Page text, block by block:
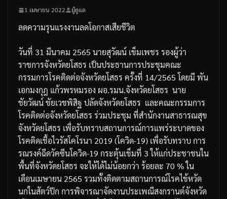
1 เมษายน 2022 ผู้ดูแล
ลดความรุนแรงงานลดโอกาสเสียชีวิต
วันที่ 31 มีนาคม 2565 นายสุวัฒน์ เข็มเพชร รองผู้ว่า
ราชการจังหวัดยโสธร เป็นประธานการประชุมคณะ
กรรมการโรคติดต่อจังหวัดยโสธร ครั้งที่ 14/2565 โดยมี พัน
เอกมงกุฎ แก้วพรหมรอง ผอ.รมน.จังหวัดยโสธร นาย
ชัยวัฒน์ชัยเวชพิสิฐ ปลัดจังหวัดยโสธร และคณะกรรมการ
โรคติดต่อจังหวัดยโสธร ร่วมประชุม ที่สำนักงานสาธารณสุข
จังหวัดยโสธร เพื่อรับทราบสถานการณ์การแพร่ระบาดของ
โรคติดเชื้อไวรัสโคโรนา 2019 (โควิด-19) เพื่อรับทราบการ
รณรงค์ฉีดวัคซีนโควิด-19 กระตุ้นเข็มที่ 3ให้แก่ประชาชนใน
พื้นที่จังหวัดยโสธร จะให้ได้ไม่น้อยกว่า ร้อยละ 70 %ใน
เดือนเมษายน 2565 รวมทั้งติดตามสถานการณ์โรคไข้หวัด
นกในสัตว์ปีก การพิจารณาจัดงานประเพณีสงกรานต์จังหวัด